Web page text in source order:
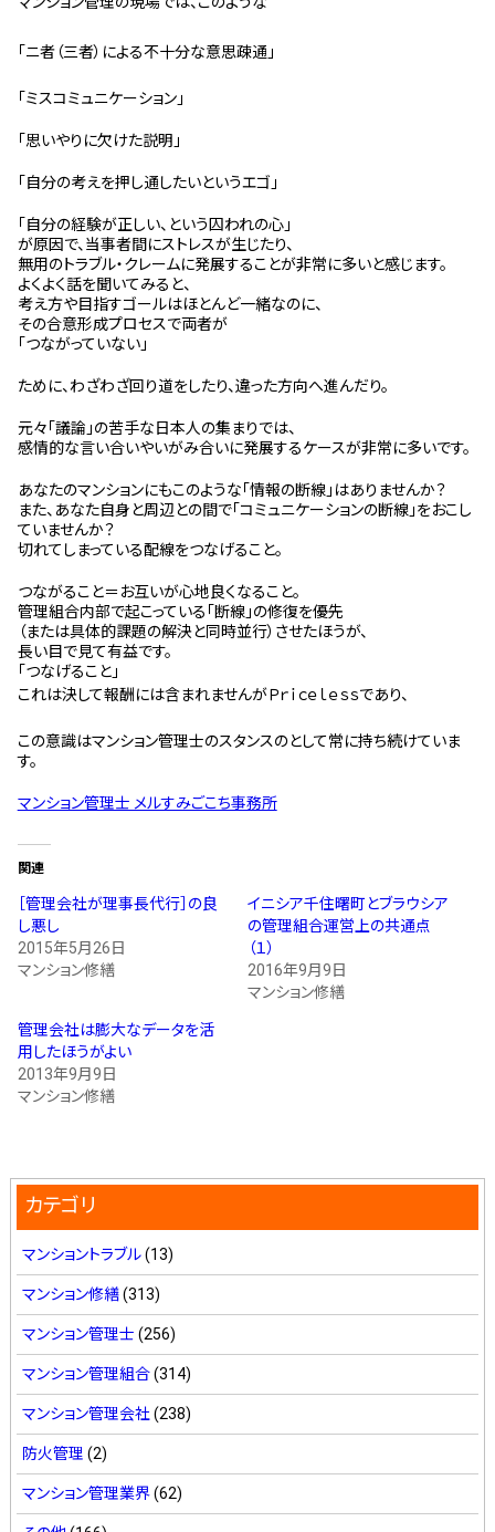
「ニ者（三者）による不十分な意思疎通」
「ミスコミュニケーション」
「思いやりに欠けた説明」
「自分の考えを押し通したいというエゴ」
「自分の経験が正しい、という囚われの心」
が原因で、当事者間にストレスが生じたり、
無用のトラブル・クレームに発展することが非常に多いと感じます。
よくよく話を聞いてみると、
考え方や目指すゴールはほとんど一緒なのに、
その合意形成プロセスで両者が
「つながっていない」
ために、わざわざ回り道をしたり、違った方向へ進んだり。
元々「議論」の苦手な日本人の集まりでは、
感情的な言い合いやいがみ合いに発展するケースが非常に多いです。
あなたのマンションにもこのような「情報の断線」はありませんか？
また、あなた自身と周辺との間で「コミュニケーションの断線」をおこし
ていませんか？
切れてしまっている配線をつなげること。
つながること＝お互いが心地良くなること。
管理組合内部で起こっている「断線」の修復を優先
（または具体的課題の解決と同時並行）させたほうが、
長い目で見て有益です。
「つなげること」
これは決して報酬には含まれませんがＰｒｉｃｅｌｅｓｓであり、
この意識はマンション管理士のスタンスのとして常に持ち続けていま
す。
マンション管理士 メルすみごこち事務所
関連
［管理会社が理事長代行］の良
し悪し
2015年5月26日
マンション修繕
イニシア千住曙町とブラウシア
の管理組合運営上の共通点
（１）
2016年9月9日
マンション修繕
管理会社は膨大なデータを活
用したほうがよい
2013年9月9日
マンション修繕
カテゴリ
マンショントラブル(13)
マンション修繕(313)
マンション管理士 (256)
マンション管理組合(314)
マンション管理会社 (238)
防火管理 (2)
マンション管理業界(62)
実績・お客様の声
コラム